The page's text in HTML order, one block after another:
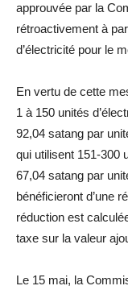
approuvée par la
rétroactivement à
d’électricité pour le
En vertu de cette
1 à 150 unités
92,04 satang par
qui utilisent 151-300
67,04 satang par
bénéficieront d’une
réduction est
taxe sur la valeur
Le 15 mai, la